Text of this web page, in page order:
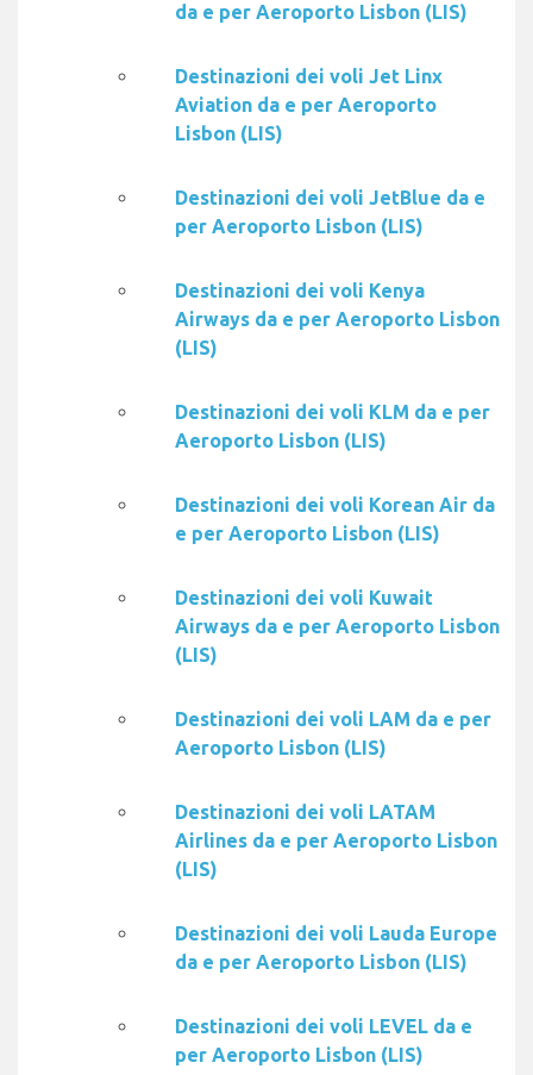
da e per Aeroporto Lisbon (LIS)
Destinazioni dei voli Jet Linx
Aviation da e per Aeroporto
Lisbon (LIS)
Destinazioni dei voli JetBlue da e
per Aeroporto Lisbon (LIS)
Destinazioni dei voli Kenya
Airways da e per Aeroporto Lisbon
(LIS)
Destinazioni dei voli KLM da e per
Aeroporto Lisbon (LIS)
Destinazioni dei voli Korean Air da
e per Aeroporto Lisbon (LIS)
Destinazioni dei voli Kuwait
Airways da e per Aeroporto Lisbon
(LIS)
Destinazioni dei voli LAM da e per
Aeroporto Lisbon (LIS)
Destinazioni dei voli LATAM
Airlines da e per Aeroporto Lisbon
(LIS)
Destinazioni dei voli Lauda Europe
da e per Aeroporto Lisbon (LIS)
Destinazioni dei voli LEVEL da e
per Aeroporto Lisbon (LIS)